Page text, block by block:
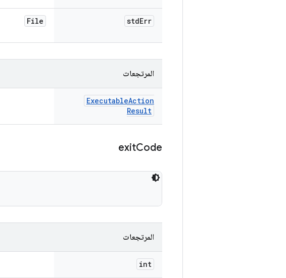
stdErr
File
المرتجعات
ExecutableAction
Result
exitCode
المرتجعات
int